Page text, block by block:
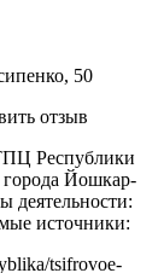
50
отзыв
Республики
Йошкар-
источники:
tsifrovoe-